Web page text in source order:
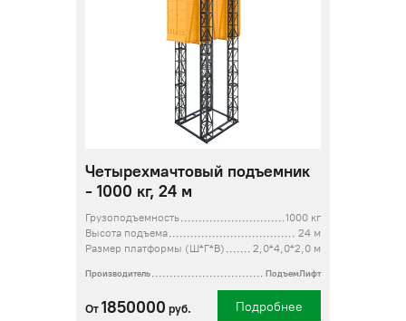
Четырехмачтовый подъемник
- 1000 кг, 24 м
Грузоподъемность
1000 кг
Высота подъема
24 м
Размер платформы (Ш*Г*В)
2,0*4,0*2,0 м
Производитель ПодъемЛифт
От 1850000 руб. Подробнее